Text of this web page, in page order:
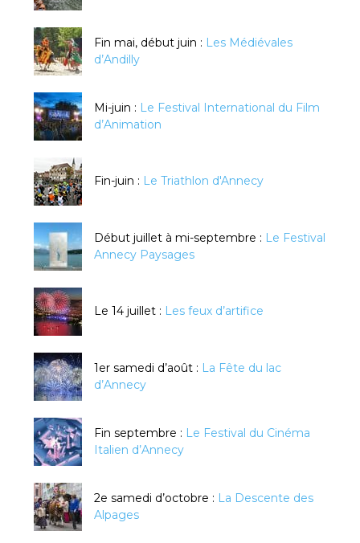
Fin mai, début juin : Les Médiévales
d’Andilly
Mi-juin : Le Festival International du Film
d’Animation
Fin-juin : Le Triathlon d'Annecy
Début juillet à mi-septembre : Le Festival
Annecy Paysages
Le 14 juillet : Les feux d’artifice
1er samedi d’août : La Fête du lac
d’Annecy
Fin septembre : Le Festival du Cinéma
Italien d’Annecy
2e samedi d’octobre : La Descente des
Alpages